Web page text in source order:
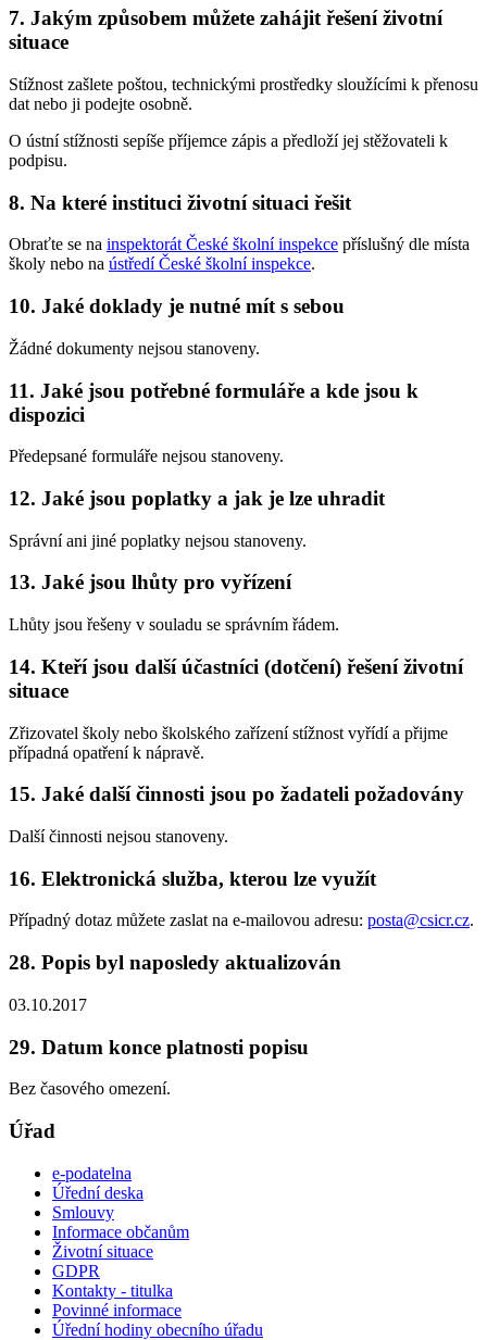
7. Jakým způsobem můžete zahájit řešení životní
situace
Stížnost zašlete poštou, technickými prostředky sloužícími k přenosu
dat nebo ji podejte osobně.
O ústní stížnosti sepíše příjemce zápis a předloží jej stěžovateli k
podpisu.
8. Na které instituci životní situaci řešit
Obraťte se na inspektorát České školní inspekce příslušný dle místa
školy nebo na ústředí České školní inspekce.
10. Jaké doklady je nutné mít s sebou
Žádné dokumenty nejsou stanoveny.
11. Jaké jsou potřebné formuláře a kde jsou k
dispozici
Předepsané formuláře nejsou stanoveny.
12. Jaké jsou poplatky a jak je lze uhradit
Správní ani jiné poplatky nejsou stanoveny.
13. Jaké jsou lhůty pro vyřízení
Lhůty jsou řešeny v souladu se správním řádem.
14. Kteří jsou další účastníci (dotčení) řešení životní
situace
Zřizovatel školy nebo školského zařízení stížnost vyřídí a přijme
případná opatření k nápravě.
15. Jaké další činnosti jsou po žadateli požadovány
Další činnosti nejsou stanoveny.
16. Elektronická služba, kterou lze využít
Případný dotaz můžete zaslat na e-mailovou adresu: posta@csicr.cz.
28. Popis byl naposledy aktualizován
03.10.2017
29. Datum konce platnosti popisu
Bez časového omezení.
Úřad
e-podatelna
Úřední deska
Smlouvy
Informace občanům
Životní situace
GDPR
Kontakty - titulka
Povinné informace
Úřední hodiny obecního úřadu